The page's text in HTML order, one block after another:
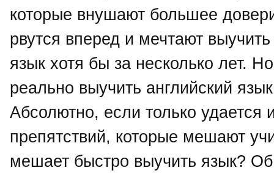
которые внушают большее
рвутся вперед и мечтают выучить
язык хотя бы за несколько лет.
реально выучить английский
Абсолютно, если только удается
препятствий, которые мешают
мешает быстро выучить язык?